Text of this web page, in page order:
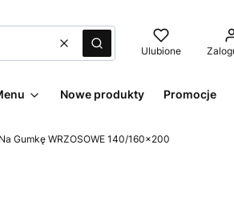
WyczyśćSzukaj Ulubione
Nowe produkty Promocje
Gumkę WRZOSOWE 140/160x200